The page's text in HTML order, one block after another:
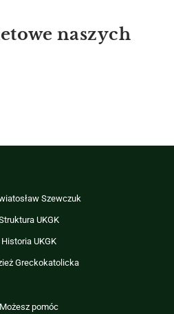
naszych
Szewczuk
UKGK
Historia UKGK
Greckokatolicka
Możesz pomóc